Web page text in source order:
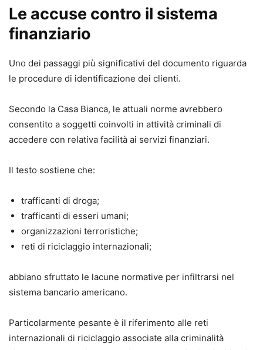
Le accuse contro il sistema
finanziario
Uno dei passaggi più significativi del documento riguarda
le procedure di identificazione dei clienti.
Secondo la Casa Bianca, le attuali norme avrebbero
consentito a soggetti coinvolti in attività criminali di
accedere con relativa facilità ai servizi finanziari.
Il testo sostiene che:
trafficanti di droga;
trafficanti di esseri umani;
organizzazioni terroristiche;
reti di riciclaggio internazionali;
abbiano sfruttato le lacune normative per infiltrarsi nel
sistema bancario americano.
Particolarmente pesante è il riferimento alle reti
internazionali di riciclaggio associate alla criminalità